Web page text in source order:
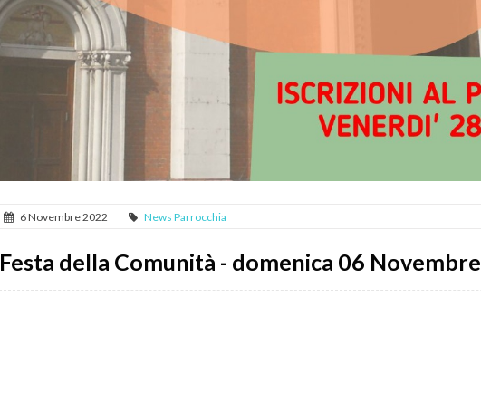
6 Novembre 2022 News Parrocchia
Festa della Comunità - domenica 06 Novembre